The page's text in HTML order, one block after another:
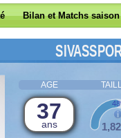
Bilan et Matchs saison
AGE
37
ans